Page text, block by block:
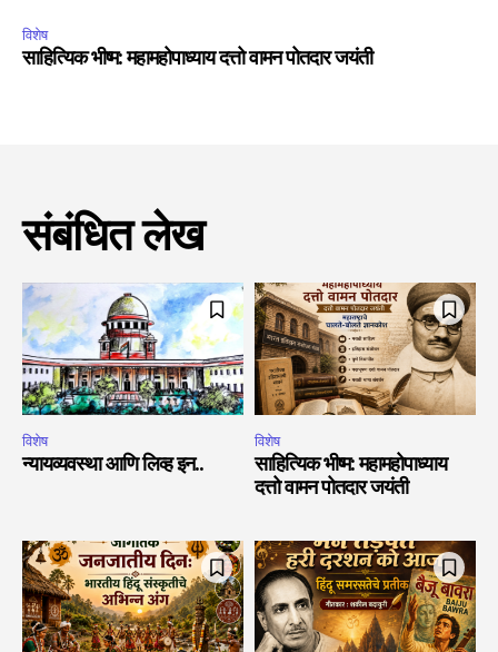
विशेष
साहित्यिक भीष्म: महामहोपाध्याय दत्तो वामन पोतदार जयंती
संबंधित लेख
विशेष
न्यायव्यवस्था आणि लिव्ह इन..
विशेष
साहित्यिक भीष्म: महामहोपाध्याय
दत्तो वामन पोतदार जयंती